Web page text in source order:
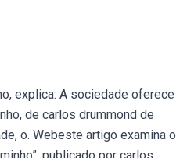
explica: A sociedade oferece
de carlos drummond de
o. Webeste artigo examina o